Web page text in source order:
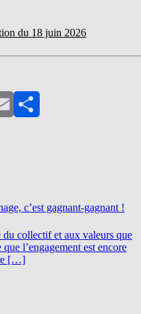
du 18 juin 2026
EmailPartager
c’est gagnant-gagnant !
collectif et aux valeurs que
l’engagement est encore
[…]